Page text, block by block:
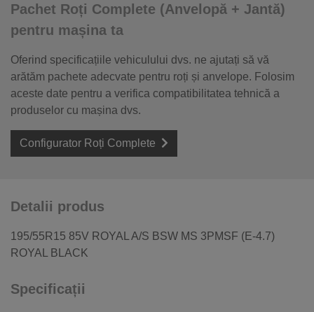
Pachet Roți Complete (Anvelopă + Jantă)
pentru mașina ta
Oferind specificațiile vehiculului dvs. ne ajutați să vă
arătăm pachete adecvate pentru roți și anvelope. Folosim
aceste date pentru a verifica compatibilitatea tehnică a
produselor cu mașina dvs.
Configurator Roți Complete
Detalii produs
195/55R15 85V ROYAL A/S BSW MS 3PMSF (E-4.7)
ROYAL BLACK
Specificații